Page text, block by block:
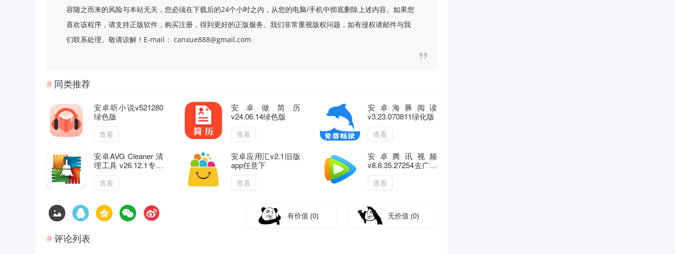
容随之而来的风险与本站无关，您必须在下载后的24个小时之内，从您的电脑/手机中彻底删除上述内容。如果您
喜欢该程序，请支持正版软件，购买注册，得到更好的正版服务。我们非常重视版权问题，如有侵权请邮件与我
们联系处理。敬请谅解！E-mail： canxue888@gmail.com
同类推荐
安卓听小说v521280
绿色版
查看
安卓做简历
v24.06.14绿色版
查看
安卓海豚阅读
v3.23.070811绿化版
查看
安卓AVG Cleaner 清
理工具 v26.12.1专业
版
查看
安卓应用汇v2.1旧版
app任意下
查看
安卓腾讯视频
v8.8.35.27254去广告
绿化版
查看
有价值(0) 无价值(0)
评论列表